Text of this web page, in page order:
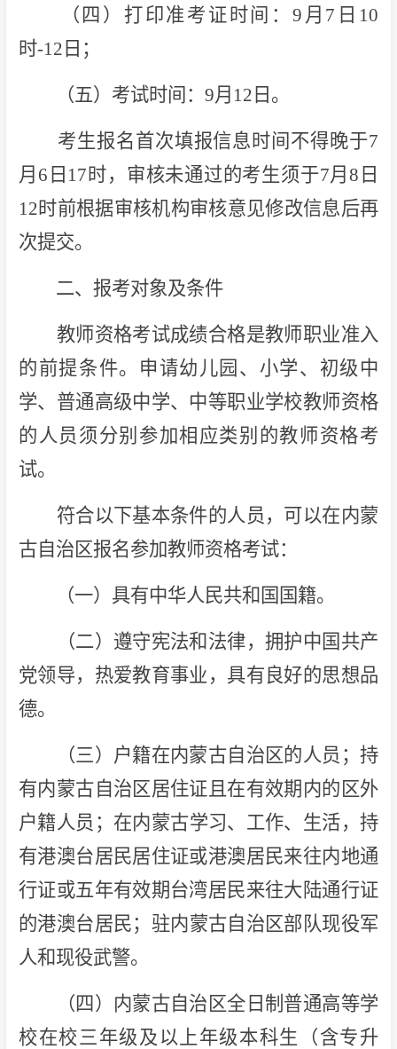
（四）打印准考证时间：9月7日10
时-12日；
（五）考试时间：9月12日。
考生报名首次填报信息时间不得晚于7
月6日17时，审核未通过的考生须于7月8日
12时前根据审核机构审核意见修改信息后再
次提交。
二、报考对象及条件
教师资格考试成绩合格是教师职业准入
的前提条件。申请幼儿园、小学、初级中
学、普通高级中学、中等职业学校教师资格
的人员须分别参加相应类别的教师资格考
试。
符合以下基本条件的人员，可以在内蒙
古自治区报名参加教师资格考试：
（一）具有中华人民共和国国籍。
（二）遵守宪法和法律，拥护中国共产
党领导，热爱教育事业，具有良好的思想品
德。
（三）户籍在内蒙古自治区的人员；持
有内蒙古自治区居住证且在有效期内的区外
户籍人员；在内蒙古学习、工作、生活，持
有港澳台居民居住证或港澳居民来往内地通
行证或五年有效期台湾居民来往大陆通行证
的港澳台居民；驻内蒙古自治区部队现役军
人和现役武警。
（四）内蒙古自治区全日制普通高等学
校在校三年级及以上年级本科生（含专升